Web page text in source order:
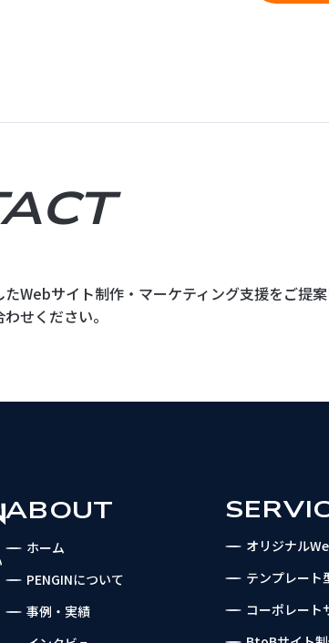
たWebサイト制作・マーケティング支援をご提
せください。
ABOUT
ホーム
PENGINについて
事例・実績
オリジナル
テンプレート
コーポレート